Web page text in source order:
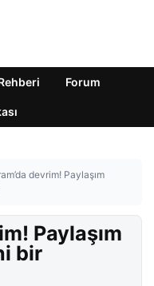
Forum
devrim! Paylaşım
Paylaşım
bir